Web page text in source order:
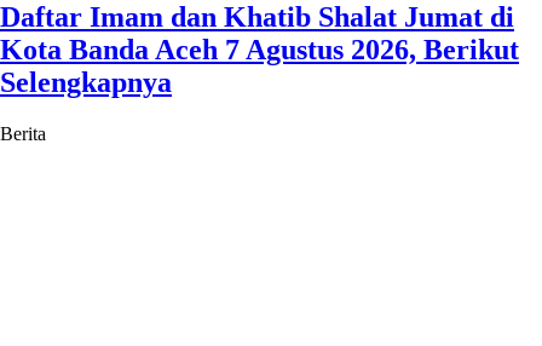
Daftar Imam dan Khatib Shalat Jumat di
Kota Banda Aceh 7 Agustus 2026, Berikut
Selengkapnya
Berita